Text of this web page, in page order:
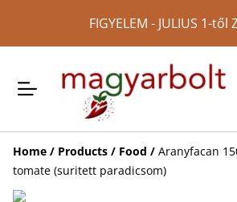
FIGYELEM - JULIUS 1-től
Home / Products / Food / Aranyfacan
tomate (suritett paradicsom)